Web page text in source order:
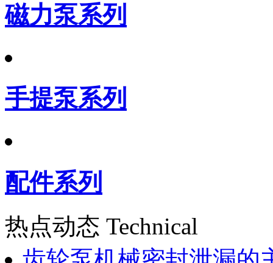
磁力泵系列
手提泵系列
配件系列
热点动态 Technical